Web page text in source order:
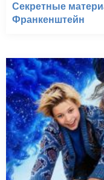
Секретные
Франкенштейн